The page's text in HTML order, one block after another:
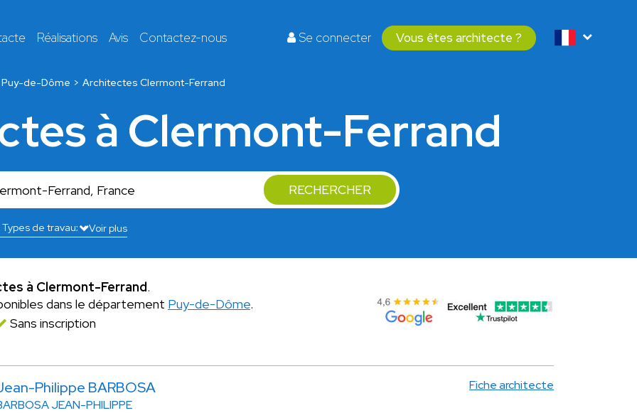
Réalisations Avis Contactez-nous Se connecter Vous êtes architecte ?
Puy-de-Dôme Architectes Clermont-Ferrand
à Clermont-Ferrand
RECHERCHER
Voir plus
à Clermont-Ferrand.
dans le département Puy-de-Dôme.
Sans inscription
Philippe BARBOSA
JEAN-PHILIPPE
Fiche architecte